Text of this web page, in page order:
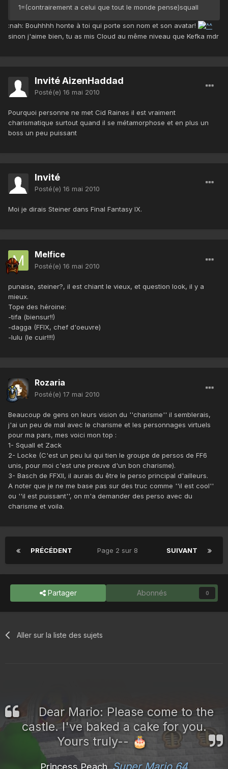
1=(contrairement a celui que tout le monde pense)squall
:nah: Bouhhhh honte à toi qui porte son nom et son avatar!
sinon j'aime bien, tu as mis Cloud au même niveau que Kefka mdr
Invité AizenHaddad
Posté(e) 16 mai 2010
Pourquoi personne ne met Cid Raines il est vraiment
charismatique surtout quand il se métamorphose et en plus un
boss un peu puissant
Invité
Posté(e) 16 mai 2010
Moi je dirais Steiner dans Final Fantasy IX.
Melfice
Posté(e) 16 mai 2010
punaise, steiner?, il est chiant le vieux, et question look, il y a
mieux.
Tope des héroine:
-tifa (biensur!!)
-dagga (FFIX, chef d'oeuvre)
-lulu (le cuir!!!!)
Rozaria
Posté(e) 17 mai 2010
Beaucoup de gens on leurs vision du ''charisme'' il semblerais,
j'ai un peu de mal avec le charisme et les personnages virtuels
pour ma pars, mes voici mon top :
1- Squall et Zack
2- Locke (C'est un peu lui qui tien le groupe de persos de FF6
unis, pour moi c'est une preuve d'un bon charisme).
3- Basch de FFXII, il aurais du être le perso principal d'ailleurs.
A noter que je ne me base pas sur des truc comme ''il est cool''
ou ''il est puissant'', on m'a demander des perso avec du
charisme et voila.
PRÉCÉDENT SUIVANT
Page 2 sur 8
Partager Abonnés 0
Aller sur la liste des sujets
Dear Mario: Please come to the
castle. I've baked a cake for you.
Yours truly-- 🎂
Princess Peach, Super Mario 64